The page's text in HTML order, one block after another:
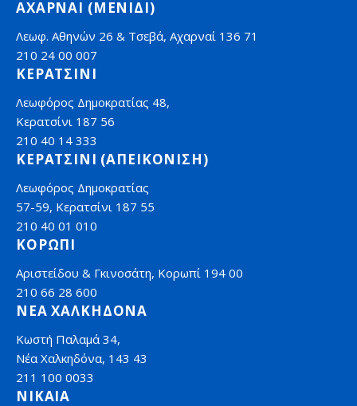
ΑΧΑΡΝΑΙ (ΜΕΝΙΔΙ)
Λεωφ. Αθηνών 26 & Τσεβά, Αχαρναί 136 71
210 24 00 007
ΚΕΡΑΤΣΙΝΙ
Λεωφόρος Δημοκρατίας 48,
Κερατσίνι 187 56
210 40 14 333
ΚΕΡΑΤΣΙΝΙ (ΑΠΕΙΚΟΝΙΣΗ)
Λεωφόρος Δημοκρατίας
57-59, Κερατσίνι 187 55
210 40 01 010
ΚΟΡΩΠΙ
Αριστείδου & Γκινοσάτη, Κορωπί 194 00
210 66 28 600
ΝΕΑ ΧΑΛΚΗΔΟΝΑ
Κωστή Παλαμά 34,
Νέα Χαλκηδόνα, 143 43
211 100 0033
ΝΙΚΑΙΑ